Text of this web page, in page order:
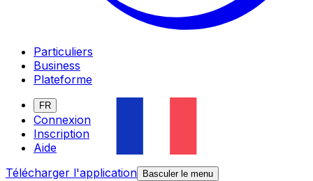
Particuliers
Business
Plateforme
FR
Connexion
Inscription
Aide
Télécharger l'application
Basculer le menu